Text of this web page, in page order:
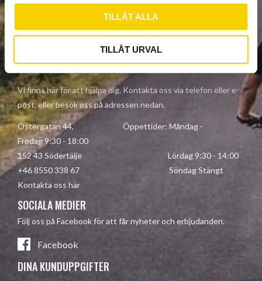
TILLÅT ALLA
TILLÅT URVAL
Dina personuppgifter behandlas i enlighet med vår
integritetspolicy.
KONTAKTA OSS
Vi finns här för att hjälpa dig. Kontakta oss via telefon eller e-
post, eller besök oss på adressen nedan.
Östergatan 44, Öppettider: Måndag -
Fredag 9:30 - 18:00
152 43 Södertälje Lördag 9:30 - 14:00
+46 8550 338 67 Söndag Stängt
Kontakta oss här
SOCIALA MEDIER
Följ oss på Facebook för att får nyheter och erbjudanden.
Facebook
DINA KUNDUPPGIFTER